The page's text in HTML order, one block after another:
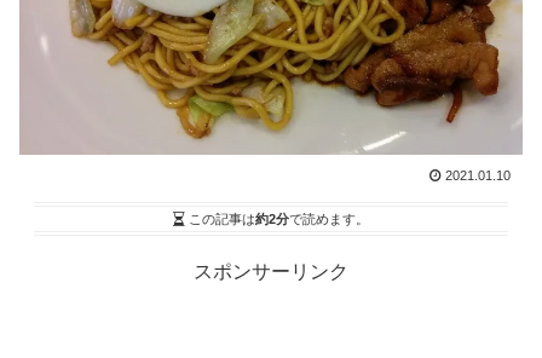
2021.01.10
この記事は約2分で読めます。
スポンサーリンク